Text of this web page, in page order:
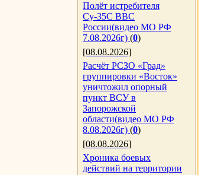
Полёт истребителя
Су-35С ВВС
России(видео МО РФ
7.08.2026г) (0)
[08.08.2026]
Расчёт РСЗО «Град»
группировки «Восток»
уничтожил опорный
пункт ВСУ в
Запорожской
области(видео МО РФ
8.08.2026г) (0)
[08.08.2026]
Хроника боевых
действий на территории